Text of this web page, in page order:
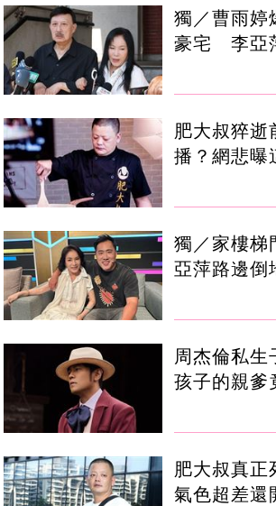
獨／曹雨婷
豪宅 李亞
肥大叔猝逝
播？網悲曝
獨／家樓
亞萍路邊倒
周杰倫私生
孩子的親爹
肥大叔真正
氣色超差還